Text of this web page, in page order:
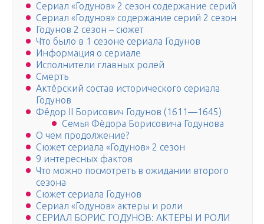
Сериал «Годунов» 2 сезон содержание серий
Сериал «Годунов» содержание серий 2 сезон
Годунов 2 сезон – сюжет
Что было в 1 сезоне сериала Годунов
Информация о сериале
Исполнители главных ролей
Смерть
Актёрский состав исторического сериала
Годунов
Фёдор II Борисович Годунов (1611—1645)
Семья Фёдора Борисовича Годунова
О чем продолжение?
Сюжет сериала «Годунов» 2 сезон
9 интересных фактов
Что можно посмотреть в ожидании второго
сезона
Сюжет сериала Годунов
Сериал «Годунов» актеры и роли
СЕРИАЛ БОРИС ГОДУНОВ: АКТЕРЫ И РОЛИ